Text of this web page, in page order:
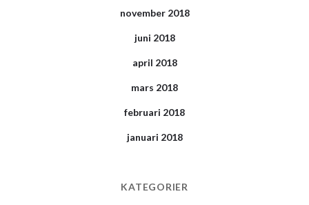
november 2018
juni 2018
april 2018
mars 2018
februari 2018
januari 2018
KATEGORIER